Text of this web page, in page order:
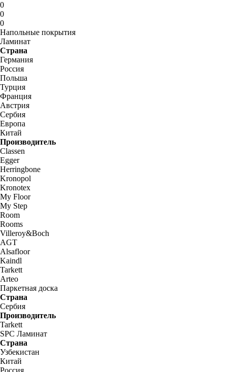
0
0
0
Напольные покрытия
Ламинат
Страна
Германия
Россия
Польша
Турция
Франция
Австрия
Сербия
Европа
Китай
Производитель
Classen
Egger
Herringbone
Kronopol
Kronotex
My Floor
My Step
Room
Rooms
Villeroy&Boch
AGT
Alsafloor
Kaindl
Tarkett
Arteo
Паркетная доска
Страна
Сербия
Производитель
Tarkett
SPC Ламинат
Страна
Узбекистан
Китай
Россия